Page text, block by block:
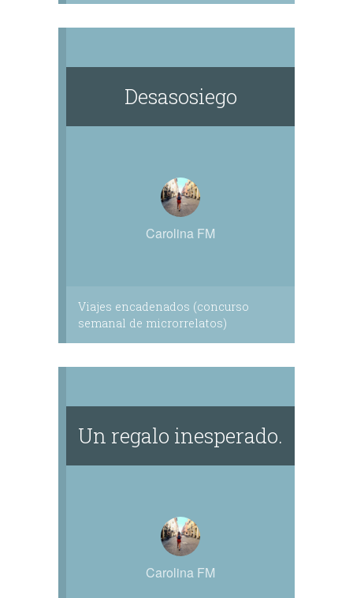
Desasosiego
Carolina FM
Viajes encadenados (concurso
semanal de microrrelatos)
Un regalo inesperado.
Carolina FM